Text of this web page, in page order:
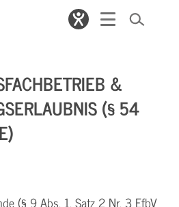
&
(§ 54
(§ 9 Abs. 1, Satz 2 Nr. 3 EfbV